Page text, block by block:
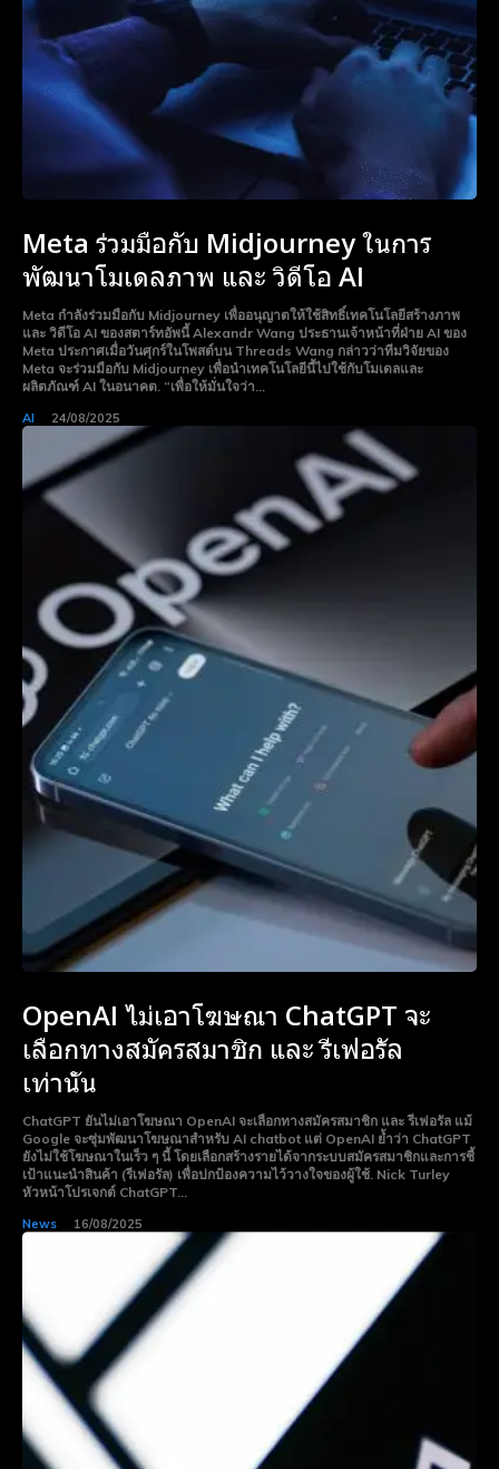
Meta ร่วมมือกับ Midjourney ในการ
พัฒนาโมเดลภาพ และ วิดีโอ AI
Meta กำลังร่วมมือกับ Midjourney เพื่ออนุญาตให้ใช้สิทธิ์เทคโนโลยีสร้างภาพ
และ วิดีโอ AI ของสตาร์ทอัพนี้ Alexandr Wang ประธานเจ้าหน้าที่ฝ่าย AI ของ
Meta ประกาศเมื่อวันศุกร์ในโพสต์บน Threads Wang กล่าวว่าทีมวิจัยของ
Meta จะร่วมมือกับ Midjourney เพื่อนำเทคโนโลยีนี้ไปใช้กับโมเดลและ
ผลิตภัณฑ์ AI ในอนาคต. “เพื่อให้มั่นใจว่า...
AI 24/08/2025
OpenAI ไม่เอาโฆษณา ChatGPT จะ
เลือกทางสมัครสมาชิก และ รีเฟอรัล
เท่านั้น
ChatGPT ยันไม่เอาโฆษณา OpenAI จะเลือกทางสมัครสมาชิก และ รีเฟอรัล แม้
Google จะซุ่มพัฒนาโฆษณาสำหรับ AI chatbot แต่ OpenAI ย้ำว่า ChatGPT
ยังไม่ใช้โฆษณาในเร็ว ๆ นี้ โดยเลือกสร้างรายได้จากระบบสมัครสมาชิกและการชี้
เป้าแนะนำสินค้า (รีเฟอรัล) เพื่อปกป้องความไว้วางใจของผู้ใช้. Nick Turley
หัวหน้าโปรเจกต์ ChatGPT...
News 16/08/2025